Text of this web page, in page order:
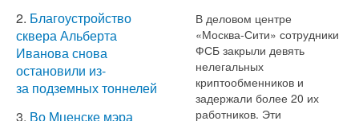
2. Благоустройство
сквера Альберта
Иванова снова
остановили из-
за подземных тоннелей
3. Во Мценске мэра
В деловом центре
«Москва-Сити» сотрудники
ФСБ закрыли девять
нелегальных
криптообменников и
задержали более 20 их
работников. Эти